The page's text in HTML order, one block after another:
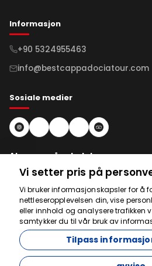
Informasjon
+90 5324955463
info@bestcappadociatour.com
Sosiale medier
Abonner på nyhetsbrev
Vi setter pris på
Vi bruker informasjonskapsler for å
nettleseropplevelsen din, vise
eller innhold og analysere trafikken
samtykker du til vår bruk av
Tilpass